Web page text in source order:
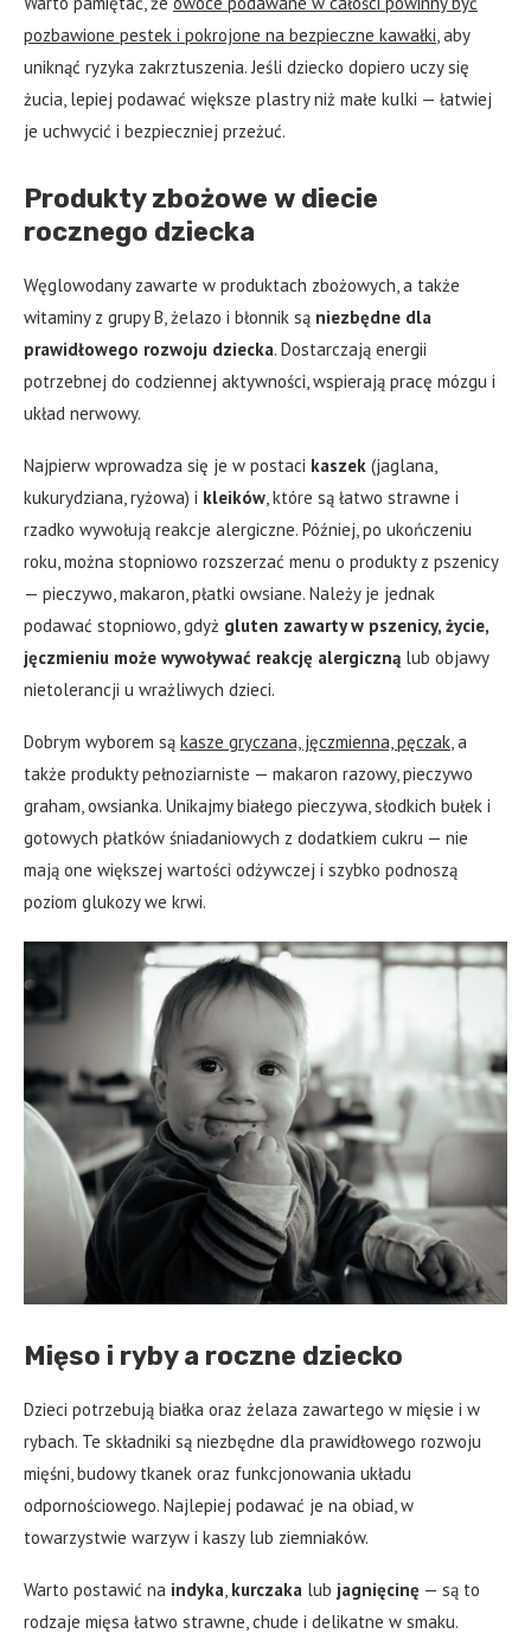
pozbawione pestek i pokrojone na bezpieczne kawałki, aby
uniknąć ryzyka zakrztuszenia. Jeśli dziecko dopiero uczy się
żucia, lepiej podawać większe plastry niż małe kulki — łatwiej
je uchwycić i bezpieczniej przeżuć.
Produkty zbożowe w diecie
rocznego dziecka
Węglowodany zawarte w produktach zbożowych, a także
witaminy z grupy B, żelazo i błonnik są niezbędne dla
prawidłowego rozwoju dziecka. Dostarczają energii
potrzebnej do codziennej aktywności, wspierają pracę mózgu i
układ nerwowy.
Najpierw wprowadza się je w postaci kaszek (jaglana,
kukurydziana, ryżowa) i kleików, które są łatwo strawne i
rzadko wywołują reakcje alergiczne. Później, po ukończeniu
roku, można stopniowo rozszerzać menu o produkty z pszenicy
— pieczywo, makaron, płatki owsiane. Należy je jednak
podawać stopniowo, gdyż gluten zawarty w pszenicy, życie,
jęczmieniu może wywoływać reakcję alergiczną lub objawy
nietolerancji u wrażliwych dzieci.
Dobrym wyborem są kasze gryczana, jęczmienna, pęczak, a
także produkty pełnoziarniste — makaron razowy, pieczywo
graham, owsianka. Unikajmy białego pieczywa, słodkich bułek i
gotowych płatków śniadaniowych z dodatkiem cukru — nie
mają one większej wartości odżywczej i szybko podnoszą
poziom glukozy we krwi.
Mięso i ryby a roczne dziecko
Dzieci potrzebują białka oraz żelaza zawartego w mięsie i w
rybach. Te składniki są niezbędne dla prawidłowego rozwoju
mięśni, budowy tkanek oraz funkcjonowania układu
odpornościowego. Najlepiej podawać je na obiad, w
towarzystwie warzyw i kaszy lub ziemniaków.
Warto postawić na indyka, kurczaka lub jagnięcinę — są to
rodzaje mięsa łatwo strawne, chude i delikatne w smaku.